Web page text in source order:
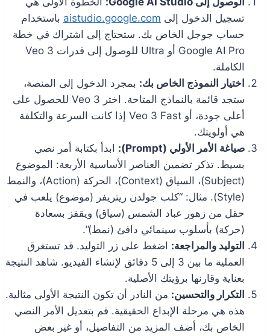
تسجيل الدخول إلى aistudio.google.com باستخدام
حساب جوجل الخاص بك. ستحتاج إلى اشتراك في خطة
Google AI Pro أو Ultra للوصول إلى قدرات Veo 3
الكاملة.
اختيار النموذج الخاص بك: بمجرد الدخول إلى المنصة،
ستجد قائمة بالنماذج المتاحة. اختر Veo 3 للحصول على
أعلى جودة، أو Veo 3 Fast إذا كانت السرعة والتكلفة
هي أولويتك.
صياغة الأمر الأولي (Prompt):
ابدأ بكتابة أمر نصي
بسيط. تذكر تضمين العناصر الأساسية الأربعة: الموضوع
(Subject)، السياق (Context)، الحركة (Action)، والنمط
(Style). مثال: “كلب جولدن ريتريفر (موضوع) يلعب في
حقل من زهور عباد الشمس (سياق) ويقفز بسعادة
(حركة) بأسلوب سينمائي دافئ (نمط)”.
التوليد والمراجعة: اضغط على زر التوليد. قد تستغرق
العملية ما بين 3 إلى 5 دقائق لإنشاء الفيديو. شاهد النتيجة
بعناية وقارنها برؤيتك الأصلية.
التكرار والتحسين: من النادر أن تكون النتيجة الأولى مثالية.
هذه هي مرحلة الإبداع الحقيقية. قم بتعديل الأمر النصي
الخاص بك، أضف المزيد من التفاصيل، أو غير بعض